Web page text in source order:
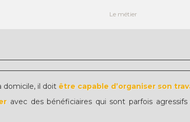
Le métier
domicile, il doit être capable d’organiser son
avec des bénéficiaires qui sont parfois